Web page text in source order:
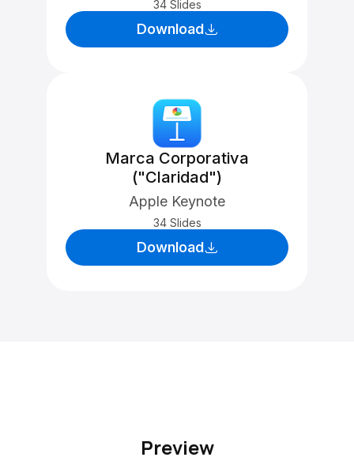
34 Slides
Download
Marca Corporativa
("Claridad")
Apple Keynote
34 Slides
Download
Preview